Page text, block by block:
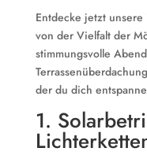
Entdecke jetzt
von der Vielfalt der
stimmungsvolle
der du dich
1.